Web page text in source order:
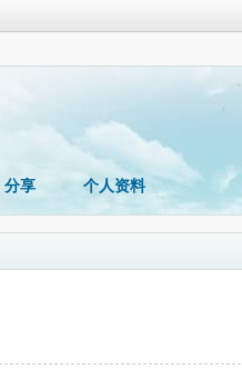
分享 个人资料